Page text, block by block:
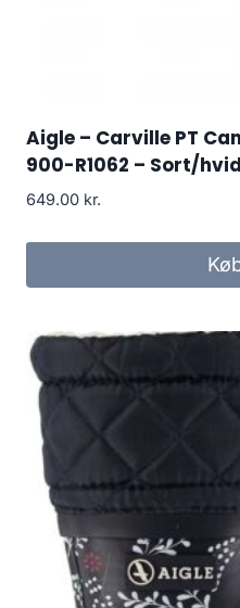
Aigle – Carville PT
900-R1062 – Sort/
649.00 kr.